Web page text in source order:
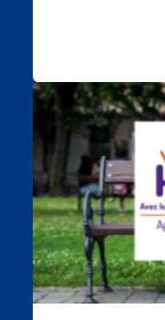
Visuel
principal